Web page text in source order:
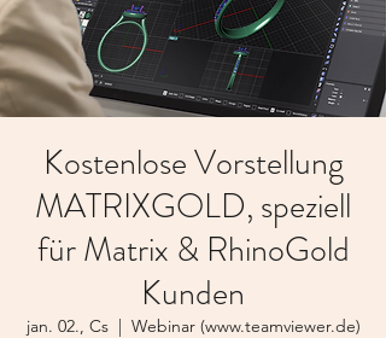
Kostenlose Vorstellung
MATRIXGOLD, speziell
für Matrix & RhinoGold
Kunden
jan. 02., Cs
  |
Webinar (www.teamviewer.de)